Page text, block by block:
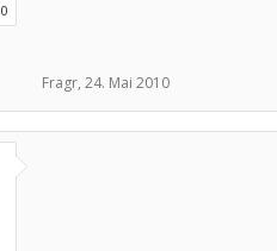
0
Fragr, 24. Mai 2010